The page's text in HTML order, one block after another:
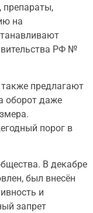
препараты,
на
РФ №
предлагают
оборот даже
порог в
В декабре
был внесён
и
запрет